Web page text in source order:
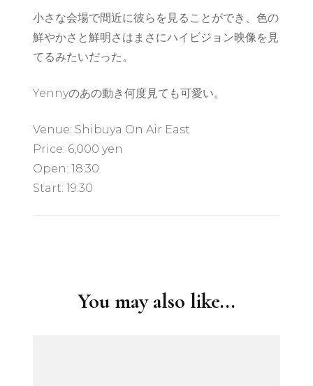
小さな会場で間近に彼らを見ることができ、色の
鮮やかさと鮮明さはまさにハイビジョン映像を見
てるみたいだった。
Yennyのあの動き何度見ても可愛い。
Venue: Shibuya On Air East
Price: 6,000 yen
Open: 18:30
Start: 19:30
You may also like...